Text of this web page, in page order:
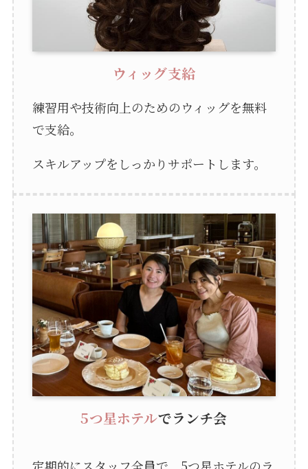
ウィッグ支給
練習用や技術向上のためのウィッグを無料
で支給。
スキルアップをしっかりサポートします。
5つ星ホテルでランチ会
定期的にスタッフ全員で、5つ星ホテルのラ